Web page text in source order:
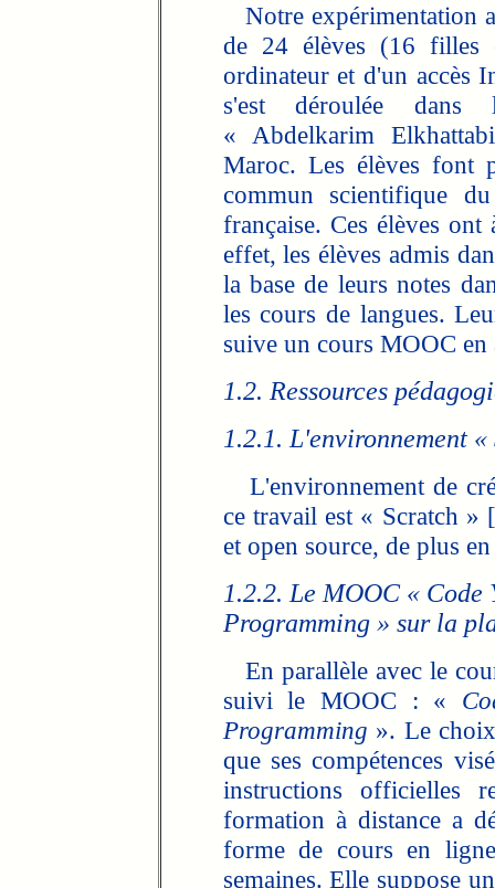
Notre expérimentation
de 24 élèves (16 filles
ordinateur et d'un accès
s'est déroulée dans
« Abdelkarim
Maroc. Les élèves font
commun scientifique
française. Ces élèves
effet, les élèves admis
la base de leurs notes
les cours de langues.
suive un cours MOOC en
1.2. Ressources
1.2.1. L'environnement
L'environnement de
ce travail est « Scratch
et open source, de plus
1.2.2. Le MOOC «
Programming » sur la
En parallèle avec le
suivi le MOOC : «
Programming ». Le
que ses compétences
instructions officielles
formation à distance a
forme de cours en
semaines. Elle suppose